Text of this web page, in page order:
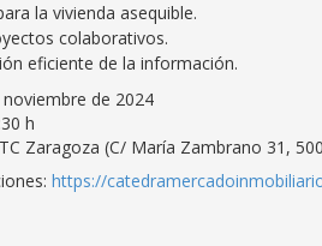
la vivienda asequible.
colaborativos.
eficiente de la información.
de 2024
h
Zaragoza (C/ María Zambrano 31,
https://